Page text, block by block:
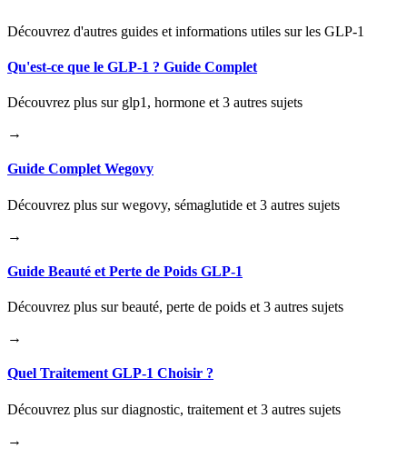
Découvrez d'autres guides et informations utiles sur les GLP-1
Qu'est-ce que le GLP-1 ? Guide Complet
Découvrez plus sur glp1, hormone et 3 autres sujets
→
Guide Complet Wegovy
Découvrez plus sur wegovy, sémaglutide et 3 autres sujets
→
Guide Beauté et Perte de Poids GLP-1
Découvrez plus sur beauté, perte de poids et 3 autres sujets
→
Quel Traitement GLP-1 Choisir ?
Découvrez plus sur diagnostic, traitement et 3 autres sujets
→